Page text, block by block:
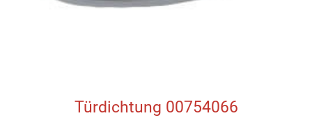
Türdichtung 00754066